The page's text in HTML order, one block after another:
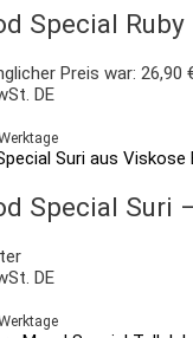
Special
Preis war: 26,90
DE
Special Suri
DE